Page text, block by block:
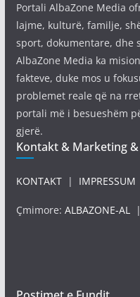
Portali AlbaZone Media
lajme, kulturë, familje,
sport, dokumentare, dhe
AlbaZone Media ka
fakteve, duke mos u
problemet reale që na
portali më i besueshëm
gjerë.
Kontakt & Marketing
KONTAKT| IMPRESSUM
Çmimore: ALBAZONE-AL|